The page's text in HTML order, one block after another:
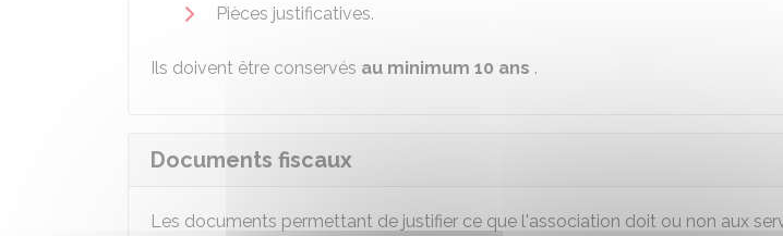
Pièces justificatives.
Ils doivent être conservés au minimum 10 ans .
Documents fiscaux
Les documents permettant de justifier ce que l'association doit ou non aux